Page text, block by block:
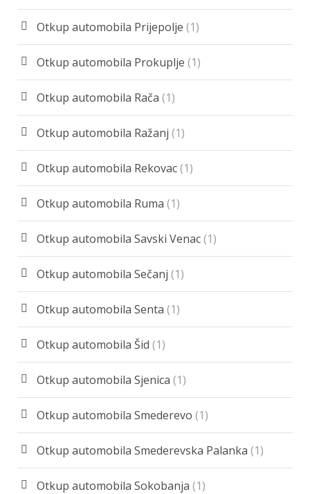
Otkup automobila Prijepolje (1)
Otkup automobila Prokuplje (1)
Otkup automobila Rača (1)
Otkup automobila Ražanj (1)
Otkup automobila Rekovac(1)
Otkup automobila Ruma (1)
Otkup automobila Savski Venac(1)
Otkup automobila Sečanj (1)
Otkup automobila Senta (1)
Otkup automobila Šid (1)
Otkup automobila Sjenica (1)
Otkup automobila Smederevo (1)
Otkup automobila Smederevska Palanka (1)
Otkup automobila Sokobanja (1)